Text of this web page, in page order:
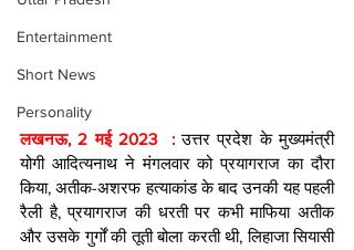
Entertainment
Short News
Personality
लखनऊ, 2 मई 2023  : उत्तर प्रदेश के मुख्यमंत्री
योगी आदित्यनाथ ने मंगलवार को प्रयागराज का दौरा
किया, अतीक-अशरफ हत्याकांड के बाद उनकी यह पहली
रैली है, प्रयागराज की धरती पर कभी माफिया अतीक
और उसके गुर्गों की तूती बोला करती थी, लिहाजा सियासी